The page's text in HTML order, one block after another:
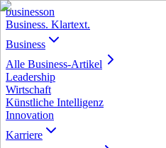
businesson
Business. Klartext.
Business
Alle Business-Artikel
Leadership
Wirtschaft
Künstliche Intelligenz
Innovation
Karriere